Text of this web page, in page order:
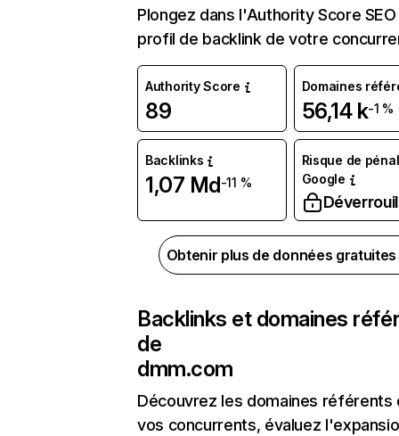
Plongez dans l'Authority Score
profil de backlink de votre
Authority Score
89
Domaines
56,14 k-1 %
Backlinks
1,07 Md-11 %
Risque de
Google
Obtenir plus de données
Backlinks et domaines
de
dmm.com
Découvrez les domaines référents
vos concurrents, évaluez